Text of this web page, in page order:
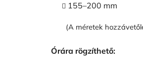
155–200 mm
(A méretek
Órára rögzíthető: